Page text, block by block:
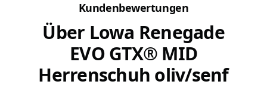
Kundenbewertungen
Über Lowa Renegade
EVO GTX® MID
Herrenschuh oliv/senf